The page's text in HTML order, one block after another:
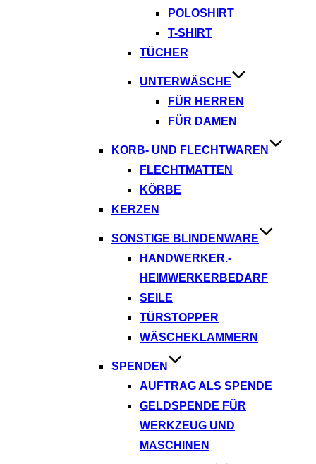
POLOSHIRT
T-SHIRT
TÜCHER
UNTERWÄSCHE
FÜR HERREN
FÜR DAMEN
KORB- UND FLECHTWAREN
FLECHTMATTEN
KÖRBE
KERZEN
SONSTIGE BLINDENWARE
HANDWERKER.-
HEIMWERKERBEDARF
SEILE
TÜRSTOPPER
WÄSCHEKLAMMERN
SPENDEN
AUFTRAG ALS SPENDE
GELDSPENDE FÜR
WERKZEUG UND
MASCHINEN